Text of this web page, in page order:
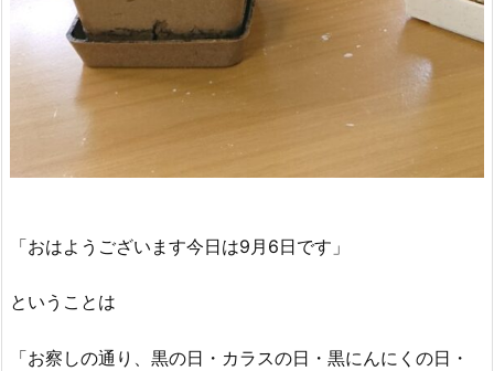
「おはようございます今日は9月6日です」
ということは
「お察しの通り、黒の日・カラスの日・黒にんにくの日・